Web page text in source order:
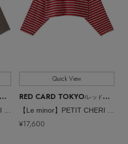
Quick View
RED CARD TOKYO/レッドカード トーキョー
¥17,600